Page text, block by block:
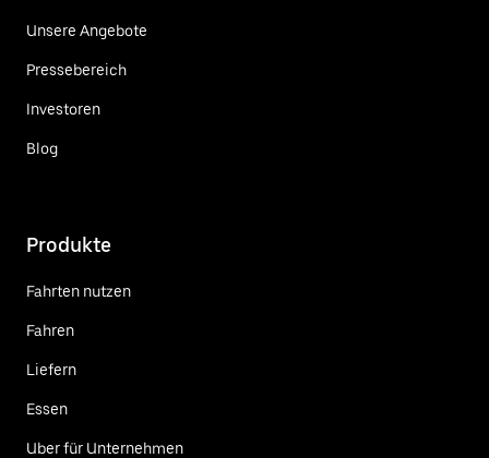
Unsere Angebote
Pressebereich
Investoren
Blog
Produkte
Fahrten nutzen
Fahren
Liefern
Essen
Uber für Unternehmen